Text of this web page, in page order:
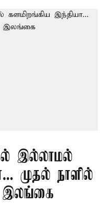
இல்லாமல்
முதல் நாளில்
இலங்கை